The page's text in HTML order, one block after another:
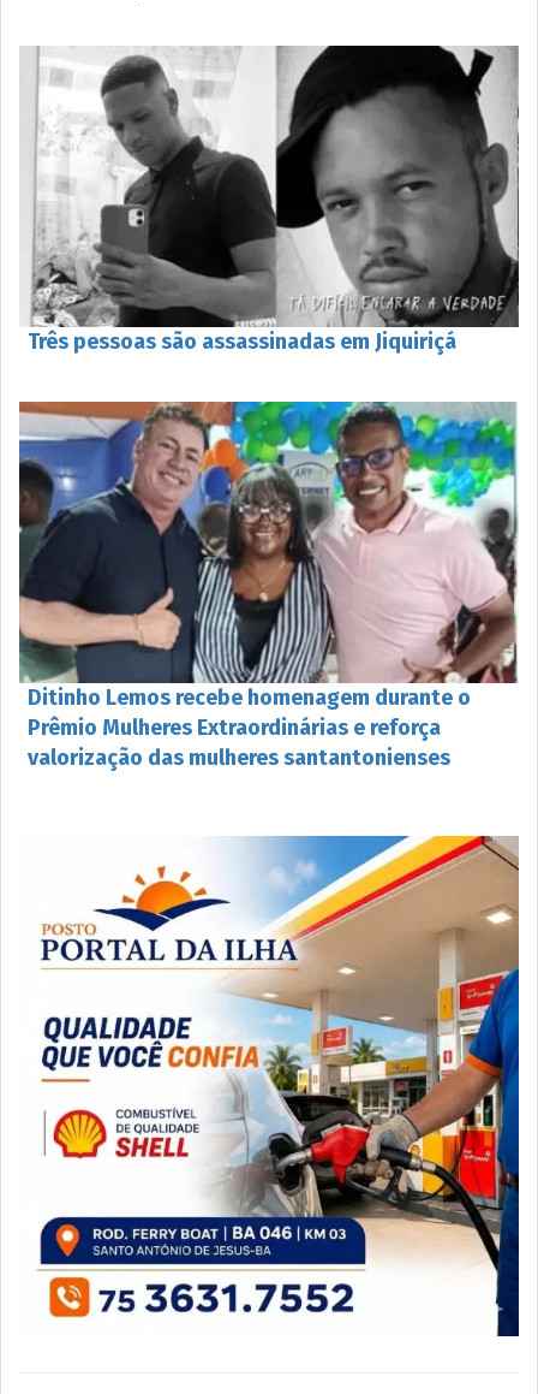
Três pessoas são assassinadas em Jiquiriçá
Ditinho Lemos recebe homenagem durante o
Prêmio Mulheres Extraordinárias e reforça
valorização das mulheres santantonienses